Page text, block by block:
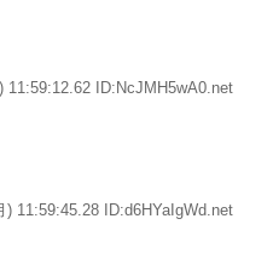
11:59:12.62 ID:NcJMH5wA0.net
) 11:59:45.28 ID:d6HYaIgWd.net